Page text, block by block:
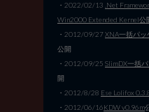
・2022/02/13 .Net
Win2000 Extended Kernel公
・2012/09/27XNA一括パッ
公開
・2012/09/25 SlimDX一括
開
・2012/8/28 Ese Lolifox
・2012/06/16KDW v0.96m